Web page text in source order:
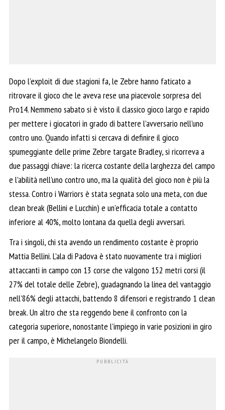
Dopo l’exploit di due stagioni fa, le Zebre hanno faticato a
ritrovare il gioco che le aveva rese una piacevole sorpresa del
Pro14. Nemmeno sabato si è visto il classico gioco largo e rapido
per mettere i giocatori in grado di battere l’avversario nell’uno
contro uno. Quando infatti si cercava di definire il gioco
spumeggiante delle prime Zebre targate Bradley, si ricorreva a
due passaggi chiave: la ricerca costante della larghezza del campo
e l’abilità nell’uno contro uno, ma la qualità del gioco non è più la
stessa. Contro i Warriors è stata segnata solo una meta, con due
clean break (Bellini e Lucchin) e un’efficacia totale a contatto
inferiore al 40%, molto lontana da quella degli avversari.
Tra i singoli, chi sta avendo un rendimento costante è proprio
Mattia Bellini. L’ala di Padova è stato nuovamente tra i migliori
attaccanti in campo con 13 corse che valgono 152 metri corsi (il
27% del totale delle Zebre), guadagnando la linea del vantaggio
nell’86% degli attacchi, battendo 8 difensori e registrando 1 clean
break. Un altro che sta reggendo bene il confronto con la
categoria superiore, nonostante l’impiego in varie posizioni in giro
per il campo, è Michelangelo Biondelli.